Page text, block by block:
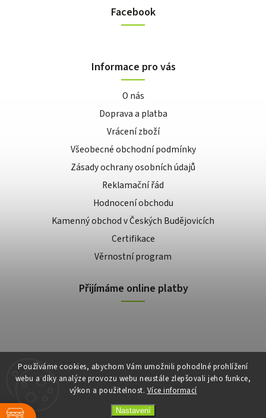
Používáme cookies, abychom Vám umožnili pohodlné prohlížení
webu a díky analýze provozu webu neustále zlepšovali jeho funkce,
výkon a použitelnost. Více informací
Nastavení
Facebook
Informace pro vás
O nás
Doprava a platba
Vrácení zboží
Všeobecné obchodní podmínky
Zásady ochrany osobních údajů
Reklamační řád
Hodnocení obchodu
Kamenný obchod v Českých Budějovicích
Certifikace
Věrnostní program
Přijímáme online platby
Copyright 2026E-shop Slunečnice. Všechna práva vyhrazena.
VytvořilShoptet| Design